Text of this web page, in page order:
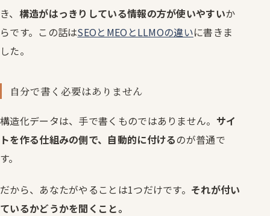
き、 構造がはっきりしている情報の方が使いやすいか
らです。この話はSEOとMEOとLLMOの違いに書きま
した。
自分で書く必要はありません
構造化データは、手で書くものではありません。 サイ
トを作る仕組みの側で、自動的に付けるのが普通で
す。
だから、あなたがやることは1つだけです。 それが付い
ているかどうかを聞くこと。